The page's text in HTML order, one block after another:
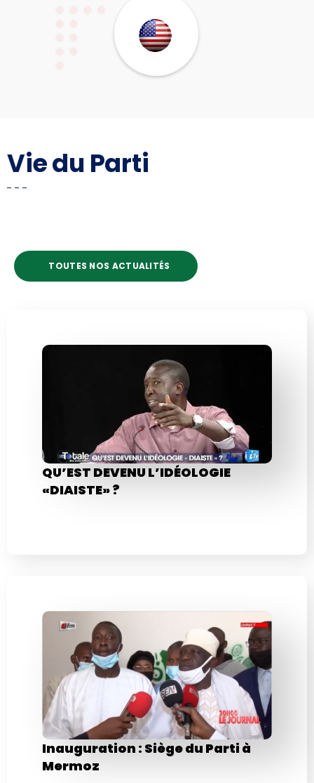
Vie du Parti
TOUTES NOS ACTUALITÉS
QU’EST DEVENU L’IDÉOLOGIE
«DIAISTE» ?
Inauguration : Siège du Parti à
Mermoz